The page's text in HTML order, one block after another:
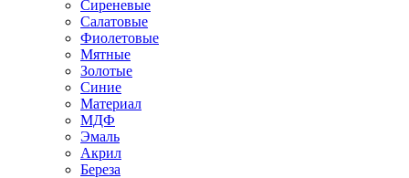
Сиреневые
Салатовые
Фиолетовые
Мятные
Золотые
Синие
Материал
МДФ
Эмаль
Акрил
Береза